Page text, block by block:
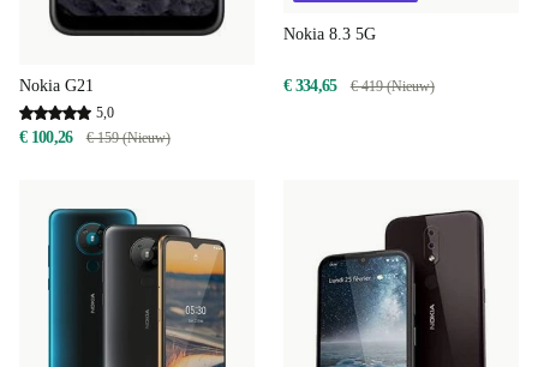
Nokia G21
5,0
€ 100,26 € 159 (Nieuw)
Nokia 8.3 5G
€ 334,65 € 419 (Nieuw)